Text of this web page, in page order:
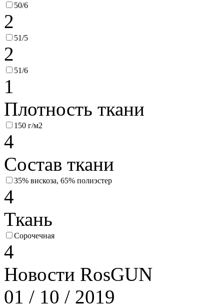
50/6
2
51/5
2
51/6
1
Плотность ткани
150 г/м2
4
Состав ткани
35% вискоза, 65% полиэстер
4
Ткань
Сорочечная
4
Новости RosGUN
01 / 10 / 2019